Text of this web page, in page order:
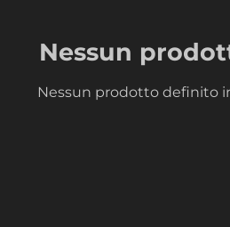
Nessun
Nessun prodotto definito